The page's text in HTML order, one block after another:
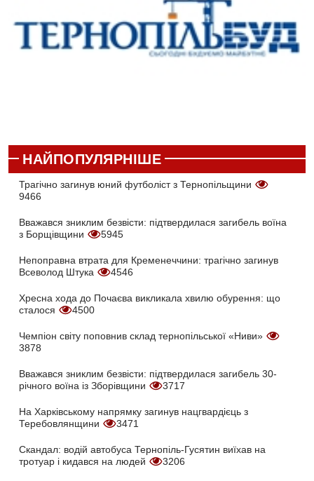
НАЙПОПУЛЯРНІШЕ
Трагічно загинув юний футболіст з Тернопільщини
9466
Вважався зниклим безвісти: підтвердилася загибель воїна
з Борщівщини
5945
Непоправна втрата для Кременеччини: трагічно загинув
Всеволод Штука
4546
Хресна хода до Почаєва викликала хвилю обурення: що
сталося
4500
Чемпіон світу поповнив склад тернопільської «Ниви»
3878
Вважався зниклим безвісти: підтвердилася загибель 30-
річного воїна із Зборівщини
3717
На Харківському напрямку загинув нацгвардієць з
Теребовлянщини
3471
Скандал: водій автобуса Тернопіль-Гусятин виїхав на
тротуар і кидався на людей
3206